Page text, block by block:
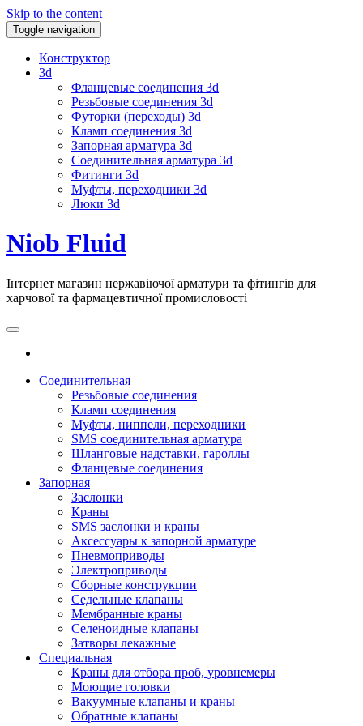
Skip to the content
Toggle navigation
Конструктор
3d
Фланцевые соединения 3d
Резьбовые соединения 3d
Футорки (переходы) 3d
Кламп соединения 3d
Запорная арматура 3d
Соединительная арматура 3d
Фитинги 3d
Муфты, переходники 3d
Люки 3d
Niob Fluid
Інтернет магазин нержавіючої арматури та фітингів для
харчової та фармацевтичної промисловості
Соединительная
Резьбовые соединения
Кламп соединения
Муфты, ниппели, переходники
SMS соединительная арматура
Шланговые надставки, гароллы
Фланцевые соединения
Запорная
Заслонки
Краны
SMS заслонки и краны
Аксессуары к запорной арматуре
Пневмоприводы
Электроприводы
Сборные конструкции
Седельные клапаны
Мембранные краны
Селеноидные клапаны
Затворы лекажные
Специальная
Краны для отбора проб, уровнемеры
Моющие головки
Вакуумные клапаны и краны
Обратные клапаны